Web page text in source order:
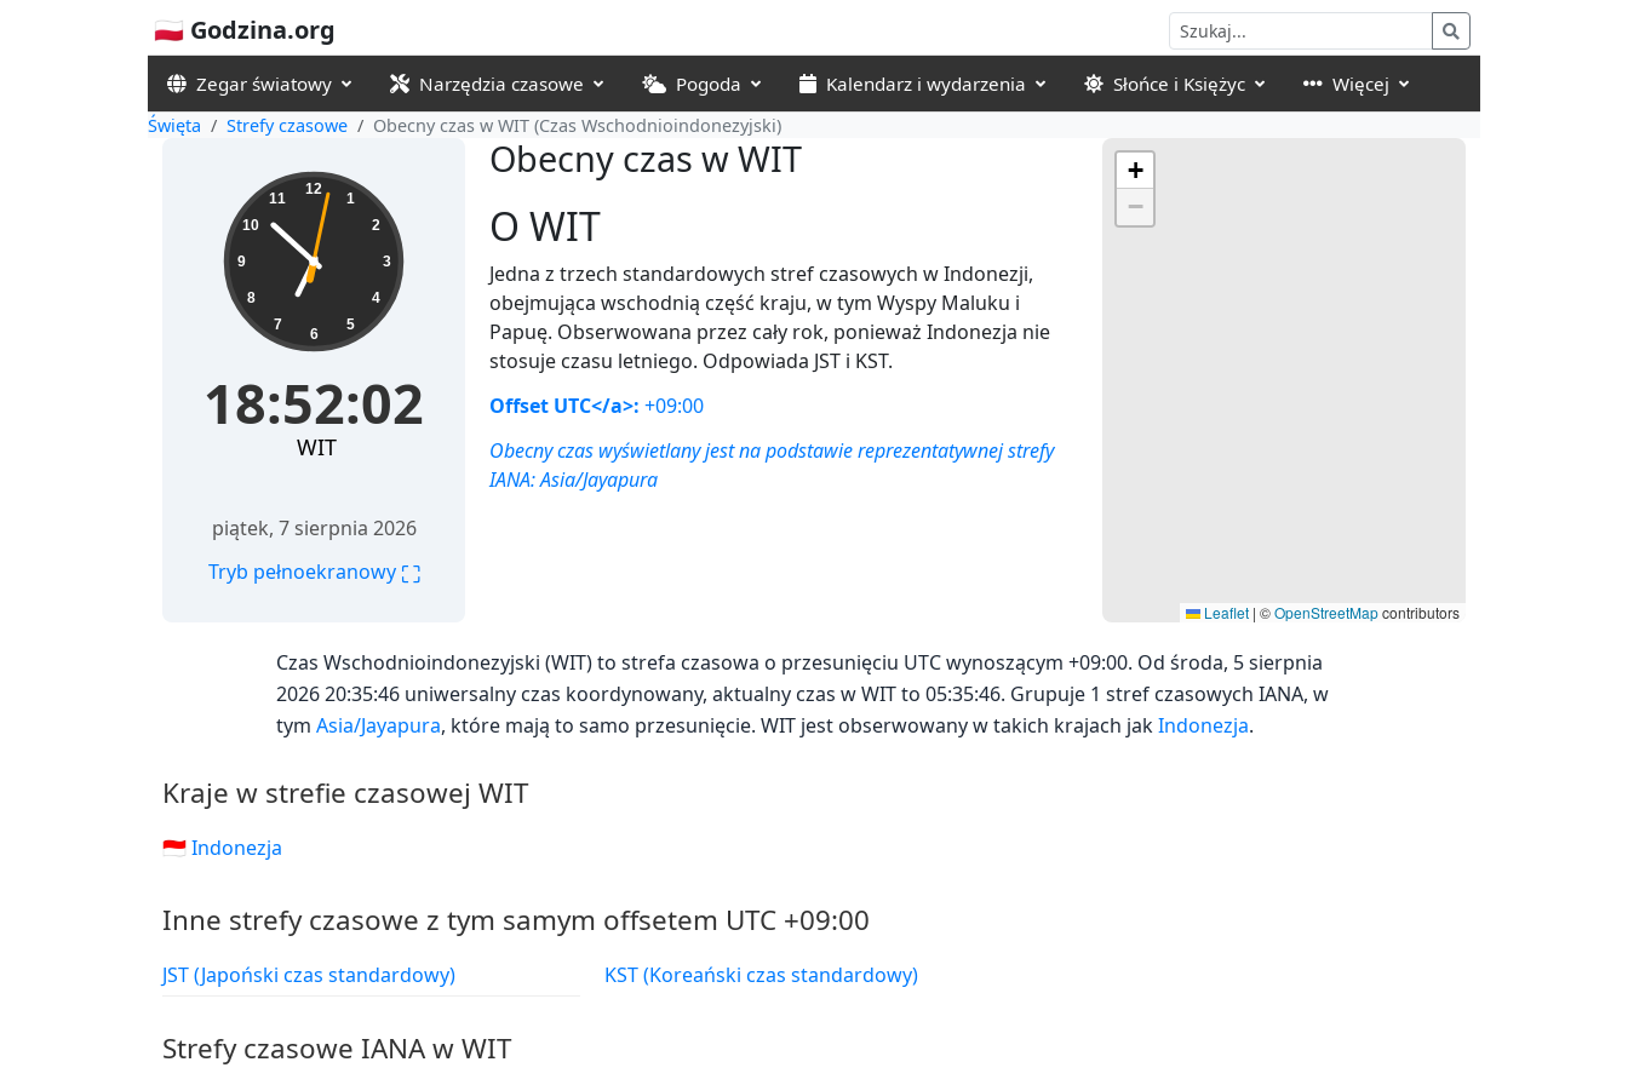
🇵🇱 Godzina.org
Zegar światowy Narzędzia czasowe Pogoda Kalendarz i wydarzenia Słońce i Księżyc Więcej
Święta Strefy czasowe Obecny czas w WIT (Czas Wschodnioindonezyjski)
Obecny czas w WIT
18:52:02 12
1
2
3
4
5
6
7
8
9
10
11
18:52:02
WIT
piątek, 7 sierpnia 2026
Tryb pełnoekranowy ⛶
O WIT
Jedna z trzech standardowych stref czasowych w Indonezji,
obejmująca wschodnią część kraju, w tym Wyspy Maluku i
Papuę. Obserwowana przez cały rok, ponieważ Indonezja nie
stosuje czasu letniego. Odpowiada JST i KST.
Offset UTC</a>: +09:00
Obecny czas wyświetlany jest na podstawie reprezentatywnej strefy
IANA:Asia/Jayapura
+
−
Leaflet | ©OpenStreetMapcontributors
Czas Wschodnioindonezyjski (WIT) to strefa czasowa o przesunięciu UTC wynoszącym +09:00. Od środa, 5 sierpnia
2026 20:35:46 uniwersalny czas koordynowany, aktualny czas w WIT to 05:35:46. Grupuje 1 stref czasowych IANA, w
tym Asia/Jayapura, które mają to samo przesunięcie. WIT jest obserwowany w takich krajach jakIndonezja.
Kraje w strefie czasowej WIT
🇮🇩 Indonezja
Inne strefy czasowe z tym samym offsetem UTC +09:00
JST (Japoński czas standardowy) KST (Koreański czas standardowy)
Strefy czasowe IANA w WIT